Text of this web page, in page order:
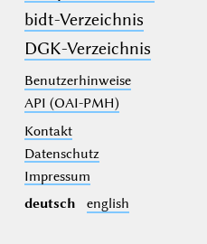
bidt-Verzeichnis
DGK-Verzeichnis
Benutzerhinweise
API (OAI-PMH)
Kontakt
Datenschutz
Impressum
deutsch
english